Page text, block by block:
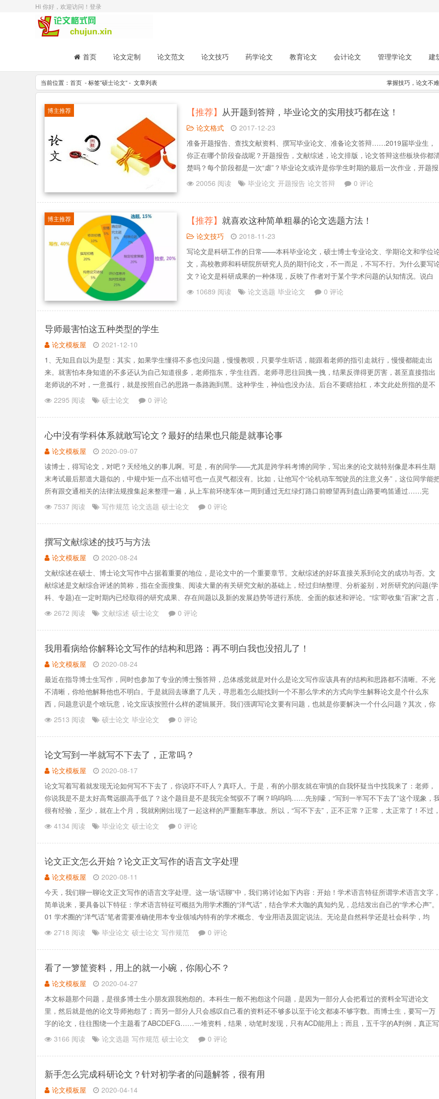
Hi 你好，欢迎访问！ 登录
首页 论文定制 论文范文 论文技巧 药学论文 教育论文 会计论文 管理学论文 建
当前位置： 首页 - 标签“硕士论文“ - 文章列表 掌握技巧，论文不
博主推荐 【推荐】 从开题到答辩，毕业论文的实用技巧都在这！
论文格式
2017-12-23
准备开题报告、查找文献资料、撰写毕业论文、准备论文答辩……2019届毕业生，
你正在哪个阶段奋战呢？开题报告，文献综述，论文排版，论文答辩这些板块你都
楚吗？每个阶段都是一次“虐”？毕业论文或许是你学生时期的最后一次作业，开题报
告怎样写？要解决什么问题，文献去哪里找？论文格式应该怎么编排？答辩时候又
20056 阅读 毕业论文 开题报告 论文答辩 0 评论
博主推荐 【推荐】 就喜欢这种简单粗暴的论文选题方法！
论文技巧
2018-11-23
写论文是科研工作的日常——本科毕业论文，硕士博士专业论文、学期论文和学位
文，高校教师和科研院所研究人员的期刊论文，不一而足，不写不行。为什么要写
文？论文是科研成果的一种体现，反映了作者对于某个学术问题的认知情况。说白
了，写论文是为了表达自己的学术观点。所以除了应对期末考试和毕业外，其实还
10689 阅读 论文选题 毕业论文 0 评论
导师最害怕这五种类型的学生
论文模板屋
2021-12-10
1、无知且自以为是型：其实，如果学生懂得不多也没问题，慢慢教呗，只要学生听话，能跟着老师的指引走就行，慢慢都能走出
来。就害怕本身知道的不多还认为自己知道很多，老师指东，学生往西。老师寻思往回拽一拽，结果反弹得更厉害，甚至直接指出
老师说的不对，一意孤行，就是按照自己的思路一条路跑到黑。这种学生，神仙也没办法。后台不要瞎抬杠，本文此处所指的是不
按基本规律做事情，.......
2295 阅读 硕士论文 0 评论
心中没有学科体系就敢写论文？最好的结果也只能是就事论事
论文模板屋
2020-09-07
读博士，得写论文，对吧？天经地义的事儿啊。可是，有的同学——尤其是跨学科考博的同学，写出来的论文就特别像是本科生期
末考试最后那道大题似的，中规中矩一点不出错可也一点灵气都没有。比如，让他写个“论机动车驾驶员的注意义务”，这位同学能
所有跟交通相关的法律法规搜集起来整理一遍，从上车前环绕车体一周到通过无红绿灯路口前瞭望再到盘山路要鸣笛通过……完
了。你问他有啥见.......
7537 阅读 写作规范 论文选题 硕士论文 0 评论
撰写文献综述的技巧与方法
论文模板屋
2020-08-24
文献综述在硕士、博士论文写作中占据着重要的地位，是论文中的一个重要章节。文献综述的好坏直接关系到论文的成功与否。文
献综述是文献综合评述的简称，指在全面搜集、阅读大量的有关研究文献的基础上，经过归纳整理、分析鉴别，对所研究的问题(学
科、专题)在一定时期内已经取得的研究成果、存在间题以及新的发展趋势等进行系统、全面的叙述和评论。“综”即收集“百家”之言
综合分析.......
2672 阅读 文献综述 硕士论文 0 评论
我用看病给你解释论文写作的结构和思路：再不明白我也没招儿了！
论文模板屋
2020-08-24
最近在指导博士生写作，同时也参加了专业的博士预答辩，总体感觉就是对什么是论文写作应该具有的结构和思路都不清晰。不光
不清晰，你给他解释他也不明白。于是就回去琢磨了几天，寻思着怎么能找到一个不那么学术的方式向学生解释论文是个什么东
西，问题意识是个啥玩意，论文应该按照什么样的逻辑展开。我们强调写论文要有问题，也就是你要解决一个什么问题？其次，你
对这个问题的结论是什.......
2513 阅读 硕士论文 毕业论文 0 评论
论文写到一半就写不下去了，正常吗？
论文模板屋
2020-08-17
论文写着写着就发现无论如何写不下去了，你说吓不吓人？真吓人。于是，有的小朋友就在审慎的自我怀疑当中找我来了：老师，
你说我是不是太好高骛远眼高手低了？这个题目是不是我完全驾驭不了啊？呜呜呜……先别嚎，“写到一半写不下去了”这个现象，
很有经验，至少，就在上个月，我就刚刚出现了一起这样的严重翻车事故。所以，“写不下去”，正不正常？正常，太正常了！不过
咱得问两个.......
4134 阅读 毕业论文 硕士论文 0 评论
论文正文怎么开始？论文正文写作的语言文字处理
论文模板屋
2020-08-11
今天，我们聊一聊论文正文写作的语言文字处理。这一场“话聊”中，我们将讨论如下内容：开始！学术语言特征所谓学术语言文字
简单说来，要具备以下特征：学术语言特征可概括为用学术圈的“洋气话”，结合学术大咖的真知灼见，总结发出自己的“学术心声”。
01 学术圈的“洋气话”笔者需要准确使用本专业领域内特有的学术概念、专业用语及固定说法。无论是自然科学还是社会科学，均
有.......2718 阅读 毕业论文 硕士论文 写作规范 0 评论
看了一箩筐资料，用上的就一小碗，你闹心不？
论文模板屋
2020-04-27
本文标题那个问题，是很多博士生小朋友跟我抱怨的。本科生一般不抱怨这个问题，是因为一部分人会把看过的资料全写进论文
里，然后就是他的论文导师抱怨了；而另一部分人只会感叹自己看的资料还不够多以至于论文都凑不够字数。而博士生，要写一万
字的论文，往往围绕一个主题看了ABCDEFG……一堆资料，结果，动笔时发现，只有ACD能用上；而且，五千字的A判例，真正写
在论文里，3.......
3166 阅读 论文选题 写作规范 硕士论文 0 评论
新手怎么完成科研论文？针对初学者的问题解答，很有用
论文模板屋 2020-04-14